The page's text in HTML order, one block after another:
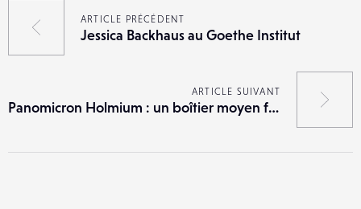
ARTICLE PRÉCÉDENT
Jessica Backhaus au Goethe Institut
ARTICLE SUIVANT
Panomicron Holmium : un boîtier moyen format fait maison